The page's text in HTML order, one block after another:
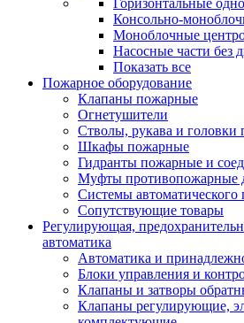
Горизонтальные
Консольно-
Моноблочные
Насосные части без
Показать все
Пожарное оборудование
Клапаны пожарные
Огнетушители
Стволы, рукава и головки
Шкафы пожарные
Гидранты пожарные и
Муфты противопожарные
Системы
Сопутствующие товары
Регулирующая,
автоматика
Автоматика и
Блоки управления и
Клапаны и затворы
Клапаны регулирующие,